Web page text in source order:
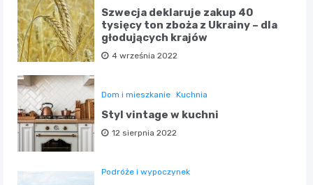
Szwecja deklaruje zakup 40
tysięcy ton zboża z Ukrainy – dla
głodujących krajów
4 września 2022
Dom i mieszkanie Kuchnia
Styl vintage w kuchni
12 sierpnia 2022
Podróże i wypoczynek